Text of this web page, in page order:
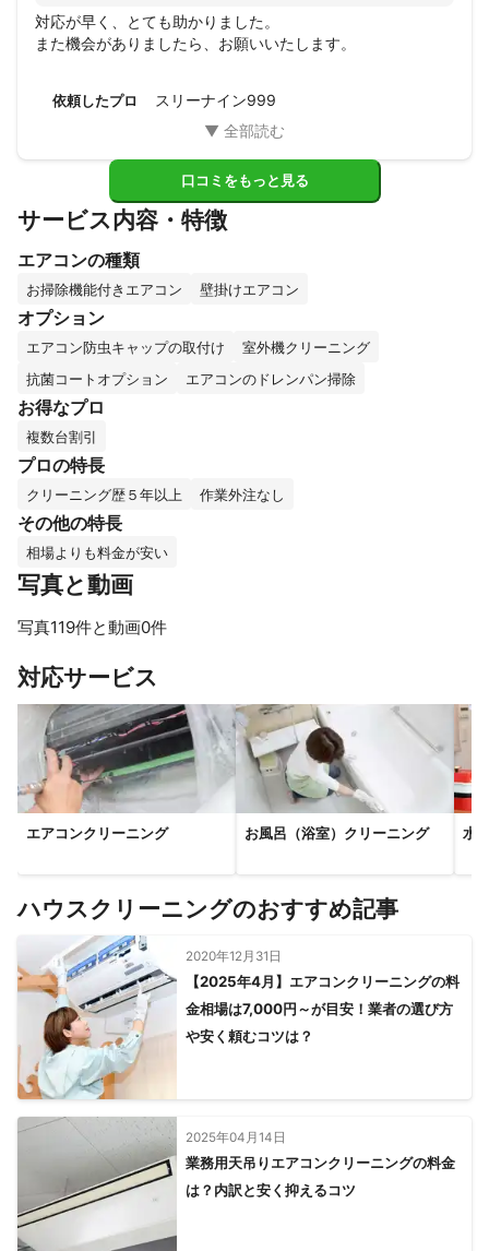
対応が早く、とても助かりました。
また機会がありましたら、お願いいたします。
依頼したプロ スリーナイン999
口コミをもっと見る
サービス内容・特徴
エアコンの種類
お掃除機能付きエアコン 壁掛けエアコン
オプション
エアコン防虫キャップの取付け
室外機クリーニング
抗菌コートオプション
エアコンのドレンパン掃除
お得なプロ
複数台割引
プロの特長
クリーニング歴５年以上 作業外注なし
その他の特長
相場よりも料金が安い
写真と動画
写真119件と動画0件
対応サービス
エアコンクリーニング お風呂（浴室）クリーニング 水
ハウスクリーニングのおすすめ記事
2020年12月31日
【2025年4月】エアコンクリーニングの料
金相場は7,000円～が目安！業者の選び方
や安く頼むコツは？
2025年04月14日
業務用天吊りエアコンクリーニングの料金
は？内訳と安く抑えるコツ